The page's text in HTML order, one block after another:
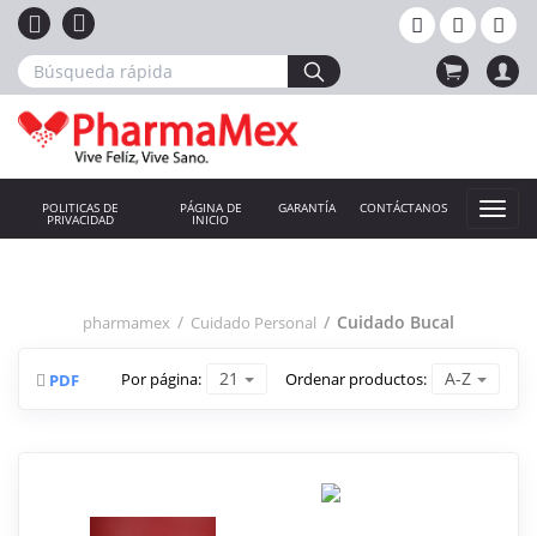
POLITICAS DE
PRIVACIDAD
PÁGINA DE
INICIO
GARANTÍA CONTÁCTANOS
pharmamex Cuidado Personal Cuidado Bucal
Ordenar productos: A-Z
Por página: 21
PDF